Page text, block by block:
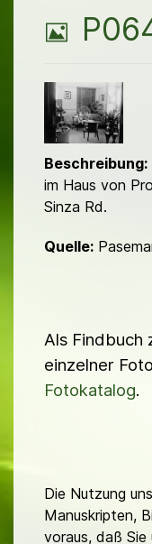
B
l
d
Beschreibung:
im Haus von
Sinza Rd.
Quelle:
Als Findbuch
einzelner
Fotokatalog.
Die Nutzung
Manuskripten,
voraus, daß